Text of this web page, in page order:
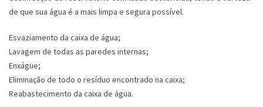
de que sua água é a mais limpa e segura possível.
Esvaziamento da caixa de água;
Lavagem de todas as paredes internas;
Enxágue;
Eliminação de todo o resíduo encontrado na caixa;
Reabastecimento da caixa de água.